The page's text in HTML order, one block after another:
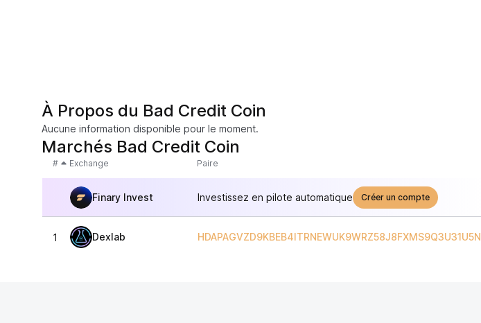
À Propos du Bad Credit Coin
Aucune information disponible pour le moment.
Marchés Bad Credit Coin
# Exchange Paire
Finary Invest Investissez en pilote automatique Créer un compte
1 Dexlab HDAPAGVZD9KBEB4ITRNEWUK9WRZ58J8FXMS9Q3U31U5N